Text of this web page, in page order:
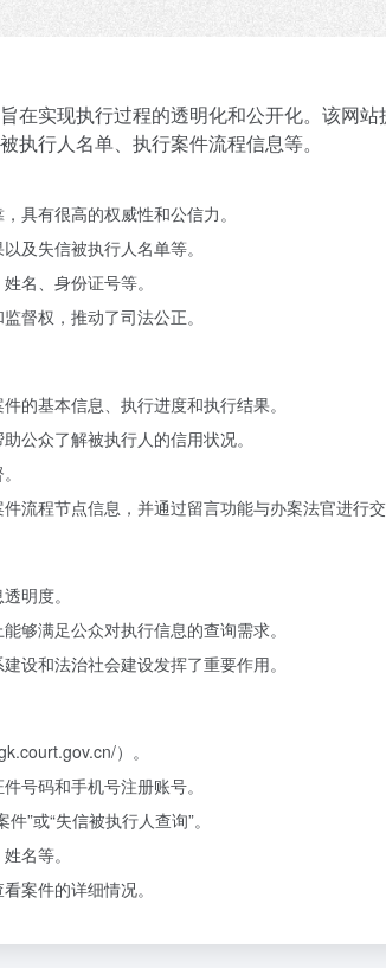
在实现执行过程的透明化和公开化。该网站
行人名单、执行案件流程信息等。
具有很高的权威性和公信力。
及失信被执行人名单等。
名、身份证号等。
督权，推动了司法公正。
的基本信息、执行进度和执行结果。
公众了解被执行人的信用状况。
流程节点信息，并通过留言功能与办案法官进行交
明度。
够满足公众对执行信息的查询需求。
设和法治社会建设发挥了重要作用。
）。
号码和手机号注册账号。
”或“失信被执行人查询”。
名等。
案件的详细情况。